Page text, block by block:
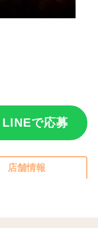
LINEで応募
店舗情報